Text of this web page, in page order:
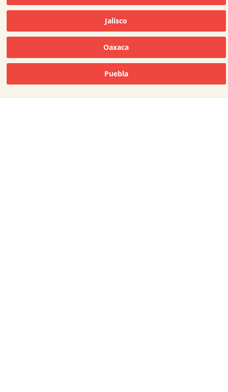
Jalisco
Oaxaca
Puebla